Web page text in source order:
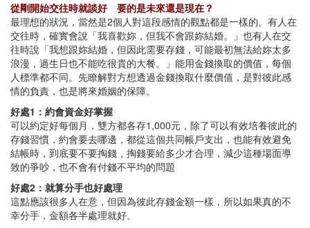
從剛開始交往時就談好 要的是未來還是現在？
最理想的狀況，當然是2個人對這段感情的觀點都是一樣的。有人在
交往時，確實會說「我喜歡妳，但我不會跟妳結婚。」也有人在交
往時說「我想跟妳結婚，但因此需要存錢，可能最初無法給妳太多
浪漫，過生日也不能吃很貴的大餐。」能用金錢換取的價值，每個
人標準都不同。先瞭解對方想透過金錢換取什麼價值，是對彼此感
情的負責，也是將來婚姻的保障。
好處1：約會資金好掌握
可以約定好每個月，雙方都各存1,000元，除了可以有效培養彼此的
存錢習慣，約會要去哪邊，都從這個共同帳戶支出，也能有效避免
結帳時，到底要不要掏錢，掏錢要給多少才合理，減少這種場面導
致的爭吵，也不會有付錢不平均的問題
好處2：就算分手也好處理
這點應該很多人在意，但因為彼此存錢金額一樣，所以如果真的不
幸分手，金額各半處理就好。